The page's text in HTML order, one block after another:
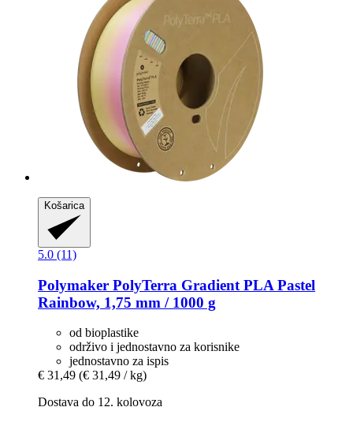
Košarica
5.0 (11)
Polymaker PolyTerra Gradient PLA Pastel
Rainbow, 1,75 mm / 1000 g
od bioplastike
održivo i jednostavno za korisnike
jednostavno za ispis
€ 31,49 (€ 31,49 / kg)
Dostava do 12. kolovoza